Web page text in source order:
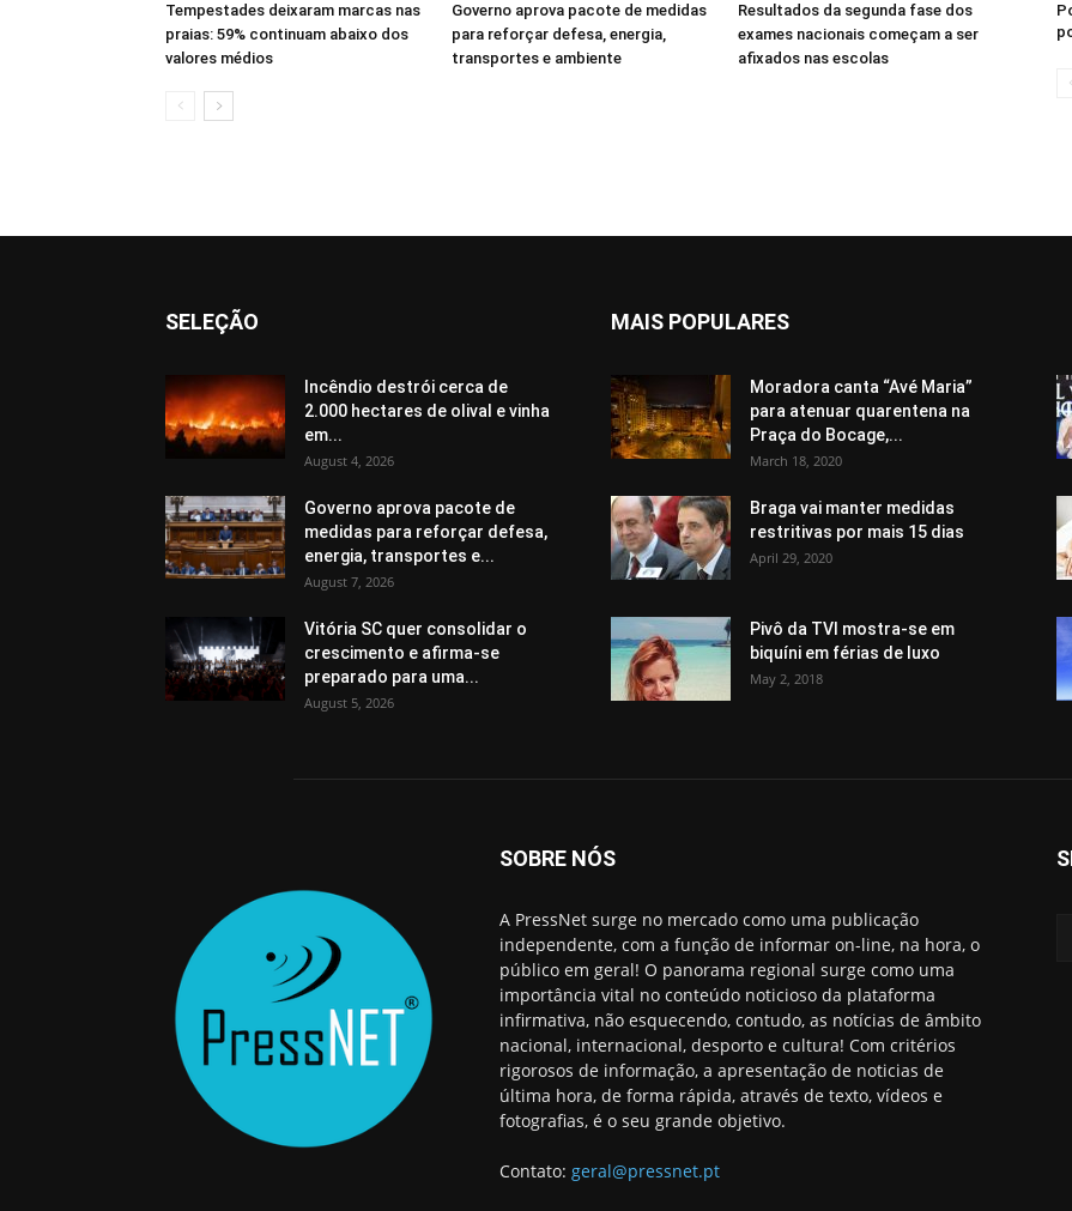
Tempestades deixaram marcas nas
praias: 59% continuam abaixo dos
valores médios
Governo aprova pacote de medidas
para reforçar defesa, energia,
transportes e ambiente
Resultados da segunda fase dos
exames nacionais começam a ser
afixados nas escolas
SELEÇÃO
Incêndio destrói cerca de
2.000 hectares de olival e vinha
em...
August 4, 2026
Governo aprova pacote de
medidas para reforçar defesa,
energia, transportes e...
August 7, 2026
Vitória SC quer consolidar o
crescimento e afirma-se
preparado para uma...
August 5, 2026
MAIS POPULARES
Moradora canta “Avé Maria”
para atenuar quarentena na
Praça do Bocage,...
March 18, 2020
Braga vai manter medidas
restritivas por mais 15 dias
April 29, 2020
Pivô da TVI mostra-se em
biquíni em férias de luxo
May 2, 2018
SOBRE NÓS
A PressNet surge no mercado como uma publicação
independente, com a função de informar on-line, na hora, o
público em geral! O panorama regional surge como uma
importância vital no conteúdo noticioso da plataforma
infirmativa, não esquecendo, contudo, as notícias de âmbito
nacional, internacional, desporto e cultura! Com critérios
rigorosos de informação, a apresentação de noticias de
última hora, de forma rápida, através de texto, vídeos e
fotografias, é o seu grande objetivo.
Contato: geral@pressnet.pt